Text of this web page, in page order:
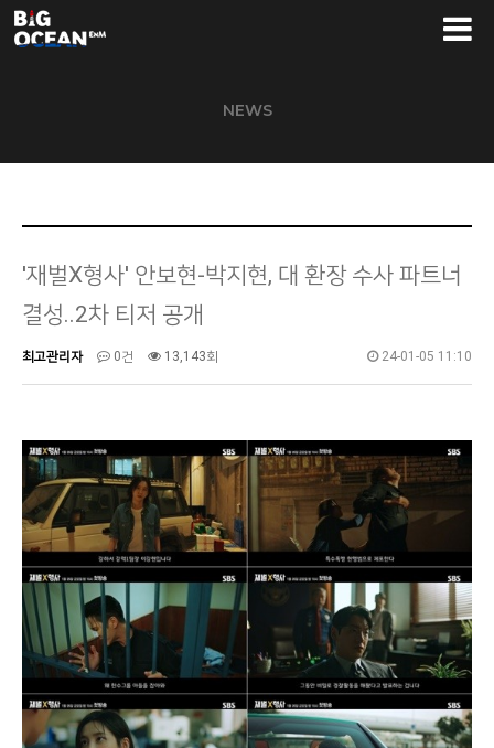
NEWS
'재벌X형사' 안보현-박지현, 대 환장 수사 파트너
결성..2차 티저 공개
최고관리자 0건 13,143회 24-01-05 11:10